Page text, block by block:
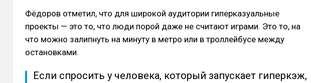
Фёдоров отметил, что для широкой аудитории гиперказуальные
проекты — это то, что люди порой даже не считают играми. Это то, на
что можно залипнуть на минуту в метро или в троллейбусе между
остановками.
Если спросить у человека, который запускает гиперкэж,